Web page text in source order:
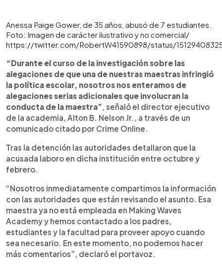
Anessa Paige Gower, de 35 años, abusó de 7 estudiantes.
Foto: Imagen de carácter ilustrativo y no comercial/
https://twitter.com/RobertW41590898/status/
“Durante el curso de la investigación sobre las
alegaciones de que una de nuestras maestras infringió
la política escolar, nosotros nos enteramos de
alegaciones serias adicionales que involucran la
conducta de la maestra”, señaló el director ejecutivo
de la academia, Alton B. Nelson Jr., a través de un
comunicado citado por Crime Online.
Tras la detención las autoridades detallaron que la
acusada laboro en dicha institución entre octubre y
febrero.
“Nosotros inmediatamente compartimos la información
con las autoridades que están revisando el asunto. Esa
maestra ya no está empleada en Making Waves
Academy y hemos contactado a los padres,
estudiantes y la facultad para proveer apoyo cuando
sea necesario. En este momento, no podemos hacer
más comentarios”, declaró el portavoz.